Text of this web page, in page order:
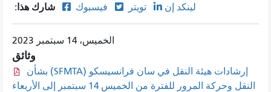
شارك هذا: فيسبوك تويتر لينكد إن
الخميس، 14 سبتمبر 2023
وثائق
إرشادات هيئة النقل في سان فرانسيسكو (SFMTA) بشأن
النقل وحركة المرور للفترة من الخميس 14 سبتمبر إلى الأربعاء